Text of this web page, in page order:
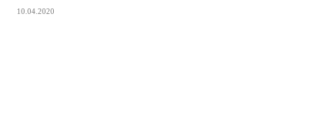
10.04.2020